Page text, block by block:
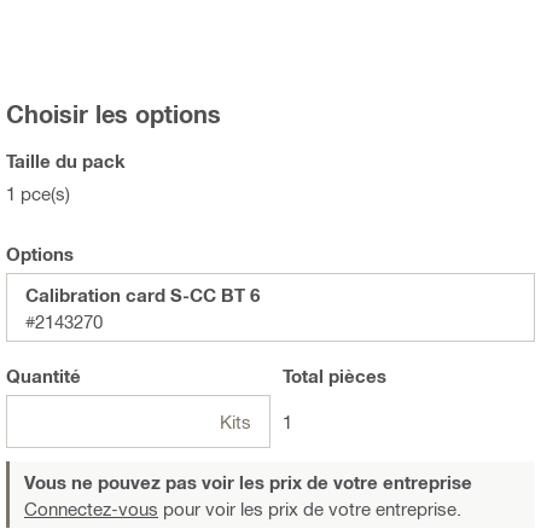
Choisir les options
Taille du pack
1 pce(s)
Options
Calibration card S-CC BT 6
#2143270
Quantité
Kits
Total pièces
1
Vous ne pouvez pas voir les prix de votre entreprise
Connectez-vous pour voir les prix de votre entreprise.